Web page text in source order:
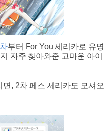
부터 For You 세리카로 유명
자주 찾아와준 고마운 아이
, 2차 페스 세리카도 모셔오